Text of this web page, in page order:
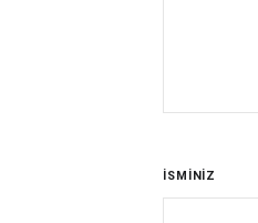
İSMİNİZ